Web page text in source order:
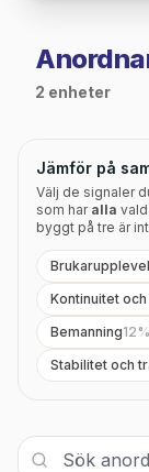
2 enheter
Jämför på
Välj de signaler
som har alla
byggt på tre är
Kontinuitet
Bemanning12 %
Stabilitet och